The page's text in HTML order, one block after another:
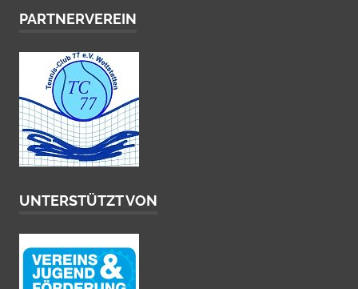
PARTNERVEREIN
UNTERSTÜTZT VON